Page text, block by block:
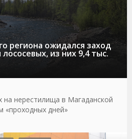
региона ожидался заход
из них 9,4 тыс.
на нерестилища в Магаданской
«проходных дней»